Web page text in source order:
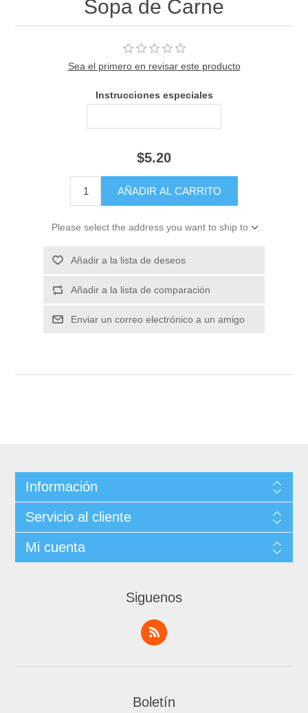
Sopa de Carne
Sea el primero en revisar este producto
Instrucciones especiales
$5.20
Please select the address you want to ship to
Información
Servicio al cliente
Mi cuenta
Siguenos
Boletín